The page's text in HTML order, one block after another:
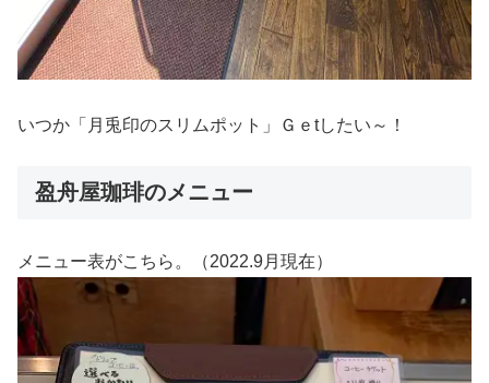
いつか「月兎印のスリムポット」Ｇｅtしたい～！
盈舟屋珈琲のメニュー
メニュー表がこちら。（2022.9月現在）